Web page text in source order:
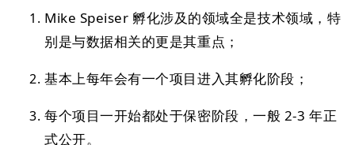
Mike Speiser 孵化涉及的领域全是技术领域，特
别是与数据相关的更是其重点；
基本上每年会有一个项目进入其孵化阶段；
每个项目一开始都处于保密阶段，一般 2-3 年正
式公开。